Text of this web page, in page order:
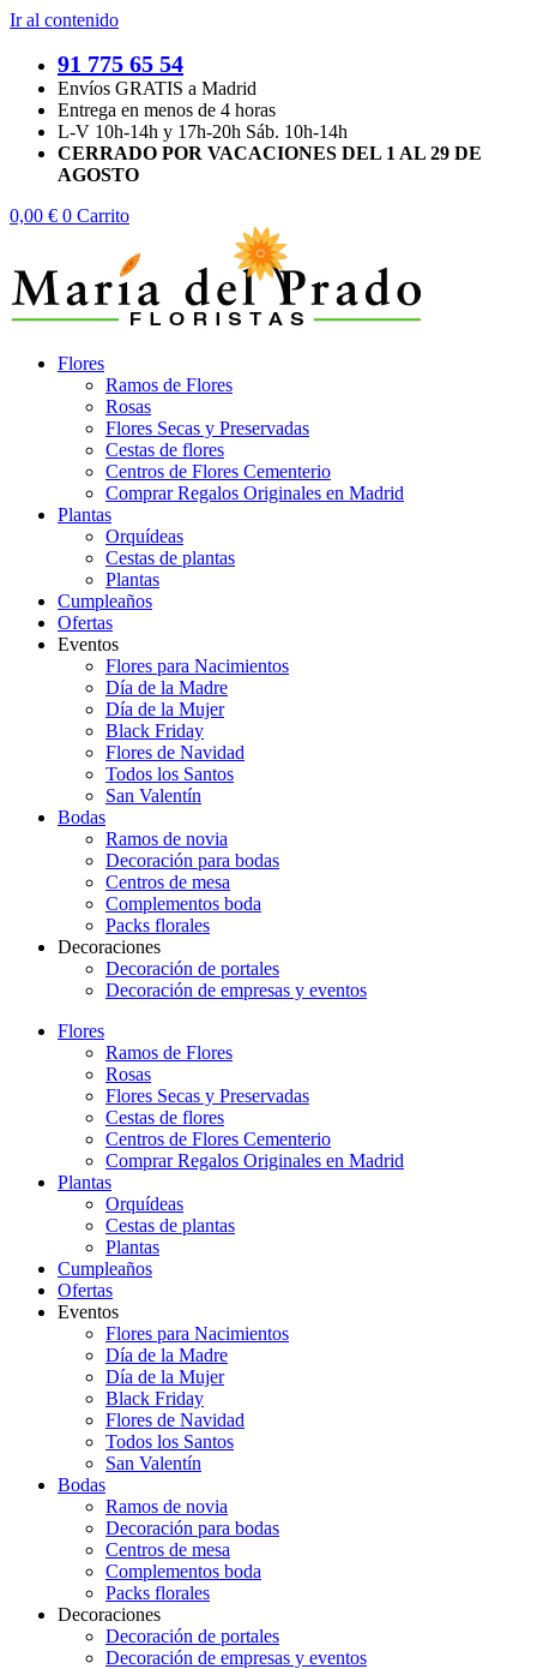
Ir al contenido
91 775 65 54
Envíos GRATIS a Madrid
Entrega en menos de 4 horas
L-V 10h-14h y 17h-20h Sáb. 10h-14h
CERRADO POR VACACIONES DEL 1 AL 29 DE
AGOSTO
0,00 € 0 Carrito
Flores
Ramos de Flores
Rosas
Flores Secas y Preservadas
Cestas de flores
Centros de Flores Cementerio
Comprar Regalos Originales en Madrid
Plantas
Orquídeas
Cestas de plantas
Plantas
Cumpleaños
Ofertas
Eventos
Flores para Nacimientos
Día de la Madre
Día de la Mujer
Black Friday
Flores de Navidad
Todos los Santos
San Valentín
Bodas
Ramos de novia
Decoración para bodas
Centros de mesa
Complementos boda
Packs florales
Decoraciones
Decoración de portales
Decoración de empresas y eventos
Flores
Ramos de Flores
Rosas
Flores Secas y Preservadas
Cestas de flores
Centros de Flores Cementerio
Comprar Regalos Originales en Madrid
Plantas
Orquídeas
Cestas de plantas
Plantas
Cumpleaños
Ofertas
Eventos
Flores para Nacimientos
Día de la Madre
Día de la Mujer
Black Friday
Flores de Navidad
Todos los Santos
San Valentín
Bodas
Ramos de novia
Decoración para bodas
Centros de mesa
Complementos boda
Packs florales
Decoraciones
Decoración de portales
Decoración de empresas y eventos